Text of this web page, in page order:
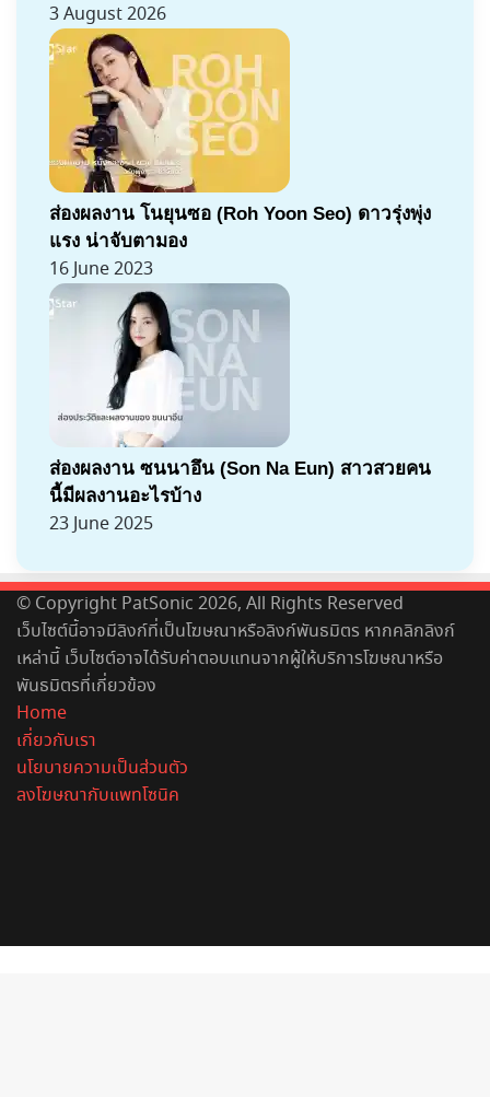
3 August 2026
ส่องผลงาน โนยุนซอ (Roh Yoon Seo) ดาวรุ่งพุ่ง
แรง น่าจับตามอง
16 June 2023
ส่องผลงาน ซนนาอึน (Son Na Eun) สาวสวยคน
นี้มีผลงานอะไรบ้าง
23 June 2025
© Copyright PatSonic 2026, All Rights Reserved
เว็บไซต์นี้อาจมีลิงก์ที่เป็นโฆษณาหรือลิงก์พันธมิตร หากคลิกลิงก์
เหล่านี้ เว็บไซต์อาจได้รับค่าตอบแทนจากผู้ให้บริการโฆษณาหรือ
พันธมิตรที่เกี่ยวข้อง
Home
เกี่ยวกับเรา
นโยบายความเป็นส่วนตัว
ลงโฆษณากับแพทโซนิค